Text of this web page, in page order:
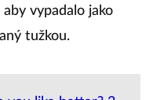
vypadalo jako
tužkou.